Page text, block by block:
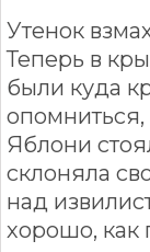
Утенок
Теперь в
были куда
Яблони
склоняла
над
хорошо, как